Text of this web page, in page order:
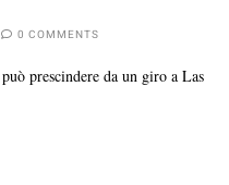
0 COMMENTS
prescindere da un giro a Las